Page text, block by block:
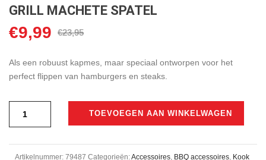
GRILL MACHETE SPATEL
€23,95
Oorspronkelijke
was:
€23,95.
€9,99 Huidige
is:
€9,99.
Als een robuust kapmes, maar speciaal ontworpen voor het
perfect flippen van hamburgers en steaks.
TOEVOEGEN AAN WINKELWAGEN
Artikelnummer: 79487 Categorieën:Accessoires, BBQ accessoires, Kook